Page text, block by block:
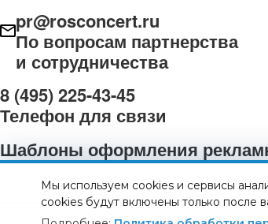
pr@rosconcert.ru
По вопросам партнерства
и сотрудничества
8 (495) 225-43-45
Телефон для связи
Шаблоны оформления
Мы используем cookies и сервисы
cookies будут включены только после